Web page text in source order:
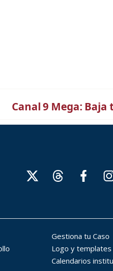
Canal 9 Mega: Baja